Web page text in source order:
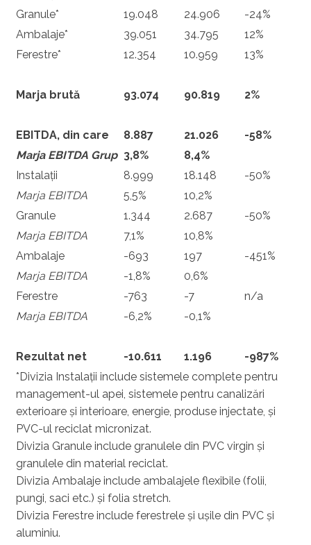
Granule*
19.048 24.906
-24%
Ambalaje*
39.051 34.795
12%
Ferestre*
12.354 10.959 13%
Marja brută 93.074 90.819 2%
EBITDA, din care 8.887 21.026
-58%
Marja EBITDA Grup 3,8%
8,4%
Instalații
8.999 18.148
-50%
Marja EBITDA
5,5%
10,2%
Granule
1.344 2.687
-50%
Marja EBITDA
7,1%
10,8%
Ambalaje
-693 197
-451%
Marja EBITDA
-1,8%
0,6%
Ferestre
-763 -7
n/a
Marja EBITDA
-6,2% -0,1%
Rezultat net -10.611 1.196
-987%
*Divizia Instalații include sistemele complete pentru
management-ul apei, sistemele pentru canalizări
exterioare și interioare, energie, produse injectate, și
PVC-ul reciclat micronizat.
Divizia Granule include granulele din PVC virgin și
granulele din material reciclat.
Divizia Ambalaje include ambalajele flexibile (folii,
pungi, saci etc.) și folia stretch.
Divizia Ferestre include ferestrele și ușile din PVC și
aluminiu.